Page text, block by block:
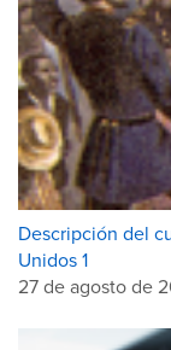
Descripción del
Unidos 1
27 de agosto de